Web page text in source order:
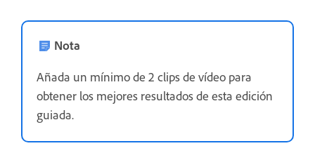
Nota
Añada un mínimo de 2 clips de vídeo para
obtener los mejores resultados de esta edición
guiada.